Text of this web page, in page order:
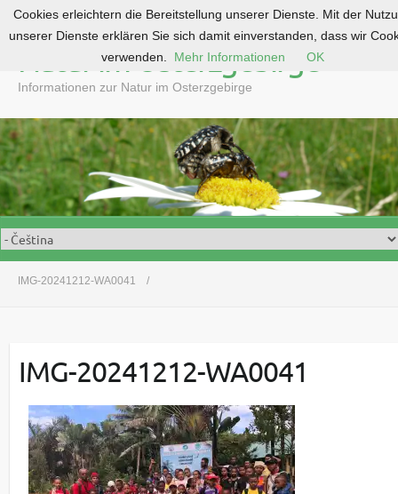
o
c
o
n
e
n
Natur im Osterzgebirge
Informationen zur Natur im Osterzgebirge
IMG-20241212-WA0041
IMG-20241212-WA0041
Cookies erleichtern die Bereitstellung unserer Dienste. Mit der
unserer Dienste erklären Sie sich damit einverstanden, dass wir
verwenden.
Mehr Informationen OK